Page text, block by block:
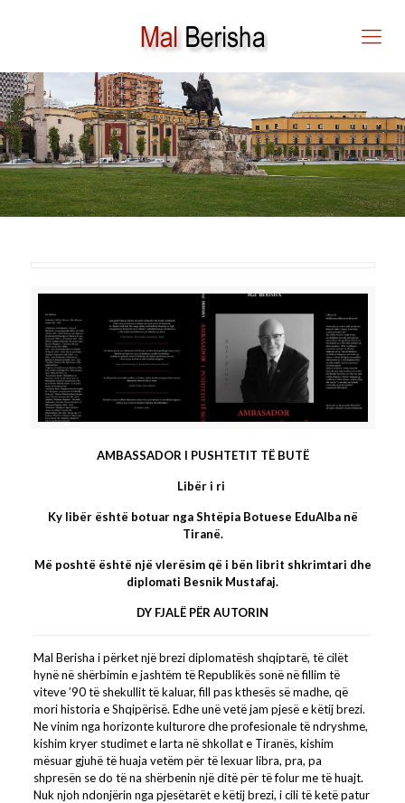
AMBASSADOR I
PUSHTETIT TË BUTË
AMBASSADOR I PUSHTETIT TË BUTË
Libër i ri
Ky libër është botuar nga Shtëpia Botuese EduAlba në
Tiranë.
Më poshtë është një vlerësim që i bën librit shkrimtari dhe
diplomati Besnik Mustafaj.
DY FJALË PËR AUTORIN
Mal Berisha i përket një brezi diplomatësh shqiptarë, të cilët
hynë në shërbimin e jashtëm të Republikës sonë në fillim të
viteve ’90 të shekullit të kaluar, fill pas kthesës së madhe, që
mori historia e Shqipërisë. Edhe unë vetë jam pjesë e këtij brezi.
Ne vinim nga horizonte kulturore dhe profesionale të ndryshme,
kishim kryer studimet e larta në shkollat e Tiranës, kishim
mësuar gjuhë të huaja vetëm për të lexuar libra, pra, pa
shpresën se do të na shërbenin një ditë për të folur me të huajt.
Nuk njoh ndonjërin nga pjesëtarët e këtij brezi, i cili të ketë patur